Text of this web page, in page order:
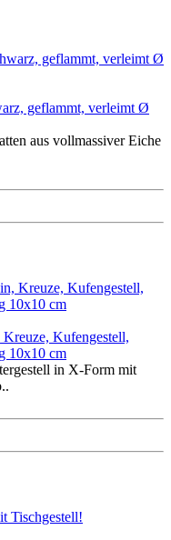
geflammt, verleimt Ø
aus vollmassiver Eiche
Kufengestell,
10x10 cm
in X-Form mit